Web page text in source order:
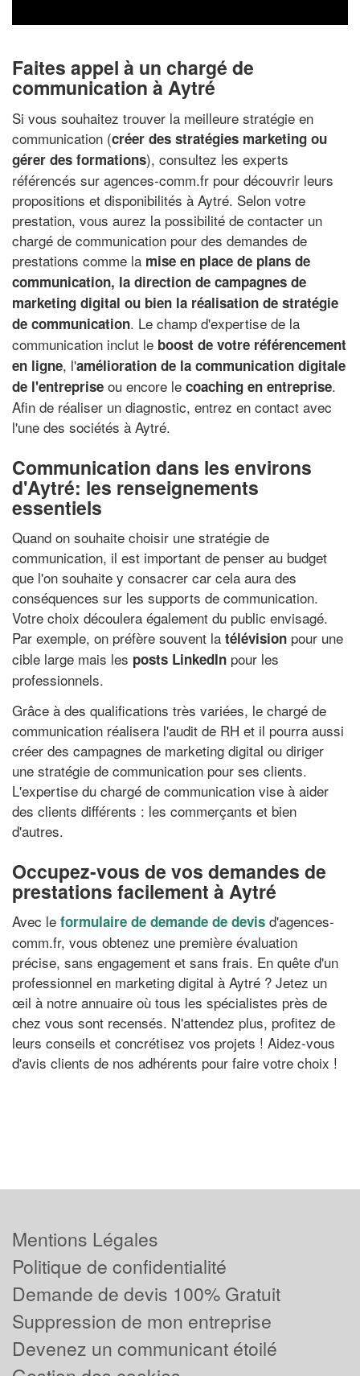
Faites appel à un chargé de
communication à Aytré
Si vous souhaitez trouver la meilleure stratégie en
communication (créer des stratégies marketing ou
gérer des formations), consultez les experts
référencés sur agences-comm.fr pour découvrir leurs
propositions et disponibilités à Aytré. Selon votre
prestation, vous aurez la possibilité de contacter un
chargé de communication pour des demandes de
prestations comme la mise en place de plans de
communication, la direction de campagnes de
marketing digital ou bien la réalisation de stratégie
de communication. Le champ d'expertise de la
communication inclut le boost de votre référencement
en ligne, l'amélioration de la communication digitale
de l'entreprise ou encore le coaching en entreprise.
Afin de réaliser un diagnostic, entrez en contact avec
l'une des sociétés à Aytré.
Communication dans les environs
d'Aytré: les renseignements
essentiels
Quand on souhaite choisir une stratégie de
communication, il est important de penser au budget
que l'on souhaite y consacrer car cela aura des
conséquences sur les supports de communication.
Votre choix découlera également du public envisagé.
Par exemple, on préfère souvent la télévision pour une
cible large mais les posts LinkedIn pour les
professionnels.
Grâce à des qualifications très variées, le chargé de
communication réalisera l'audit de RH et il pourra aussi
créer des campagnes de marketing digital ou diriger
une stratégie de communication pour ses clients.
L'expertise du chargé de communication vise à aider
des clients différents : les commerçants et bien
d'autres.
Occupez-vous de vos demandes de
prestations facilement à Aytré
Avec le formulaire de demande de devis d'agences-
comm.fr, vous obtenez une première évaluation
précise, sans engagement et sans frais. En quête d'un
professionnel en marketing digital à Aytré ? Jetez un
œil à notre annuaire où tous les spécialistes près de
chez vous sont recensés. N'attendez plus, profitez de
leurs conseils et concrétisez vos projets ! Aidez-vous
d'avis clients de nos adhérents pour faire votre choix !
Mentions Légales
Politique de confidentialité
Demande de devis 100% Gratuit
Suppression de mon entreprise
Devenez un communicant étoilé